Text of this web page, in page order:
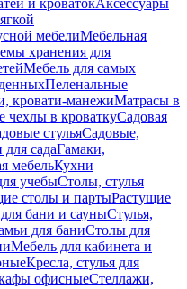
и кроватокАксессуары
мебелиМебельная
хранения для
Мебель для самых
Пеленальные
кровати-манежиМатрасы в
чехлы в кроваткуСадовая
стульяСадовые,
садаГамаки,
мебельКухни
учебыСтолы, стулья
столы и партыРастущие
бани и сауныСтулья,
для баниСтолы для
Мебель для кабинета и
Кресла, стулья для
офисныеСтеллажи,